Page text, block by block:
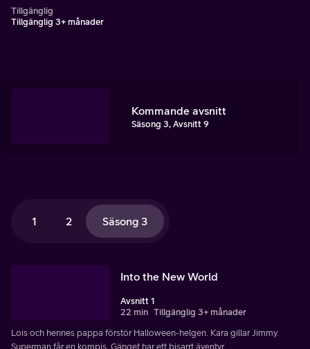
Tillgänglig
Tillgänglig 3+ månader
Kommande avsnitt
Säsong 3, Avsnitt 9
1 2 Säsong 3
Into the New World
Avsnitt 1
22 min Tillgänglig 3+ månader
Lois och hennes pappa förstör Halloween-helgen. Kara gillar Jimmy.
Superman får en kompis. Gänget har ett bisarrt äventyr.